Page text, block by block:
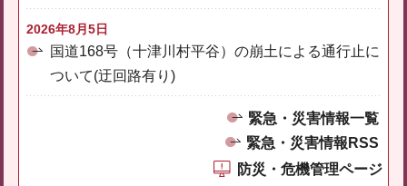
2026年8月5日
国道168号（十津川村平谷）の崩土による通行止に
ついて(迂回路有り)
緊急・災害情報一覧
緊急・災害情報RSS
防災・危機管理ページ